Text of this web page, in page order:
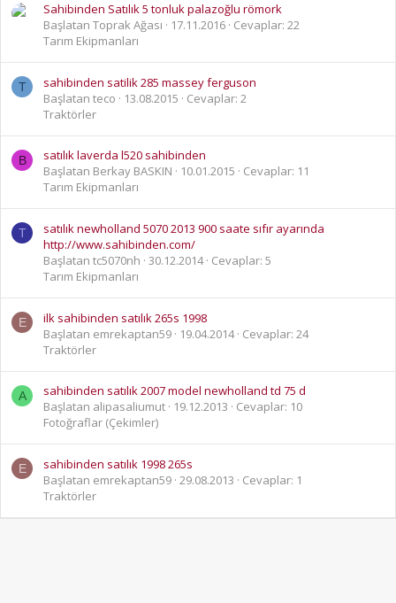
Sahibinden Satılık 5 tonluk palazoğlu römork
Başlatan Toprak Ağası
17.11.2016 Cevaplar: 22
Tarım Ekipmanları
T
sahibinden satilik 285 massey ferguson
Başlatan teco
13.08.2015
Cevaplar: 2
Traktörler
B
satılık laverda l520 sahibinden
Başlatan Berkay BASKIN
10.01.2015
Cevaplar: 11
Tarım Ekipmanları
T
satılık newholland 5070 2013 900 saate sıfır ayarında
http://www.sahibinden.com/
Başlatan tc5070nh 30.12.2014 Cevaplar: 5
Tarım Ekipmanları
E
ilk sahibinden satılık 265s 1998
Başlatan emrekaptan59
19.04.2014 Cevaplar: 24
Traktörler
A
sahibinden satılık 2007 model newholland td 75 d
Başlatan alipasaliumut
19.12.2013
Cevaplar: 10
Fotoğraflar (Çekimler)
E
sahibinden satılık 1998 265s
Başlatan emrekaptan59 29.08.2013
Cevaplar: 1
Traktörler